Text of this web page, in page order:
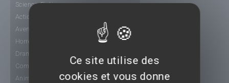
Science-Fiction
Action
Aventure
Horreur
Drame
Comédie
Animation
Ce site utilise des
cookies et vous donne